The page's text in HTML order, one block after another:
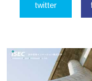
twitter